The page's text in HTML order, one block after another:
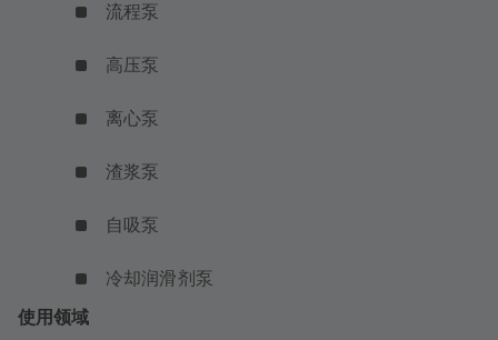
流程泵
高压泵
离心泵
渣浆泵
自吸泵
冷却润滑剂泵
使用领域